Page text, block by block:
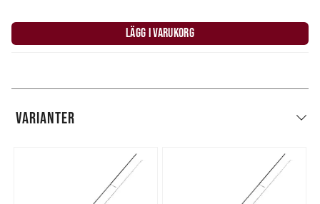
LÄGG I VARUKORG
VARIANTER